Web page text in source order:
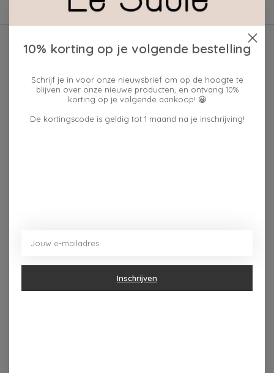
10% korting op je volgende bestelling
Schrijf je in voor onze nieuwsbrief om op de hoogte te
blijven over onze nieuwe producten, en ontvang 10%
korting op je volgende aankoop! 😀
De kortingscode is geldig tot 1 maand na je inschrijving!
Inschrijven